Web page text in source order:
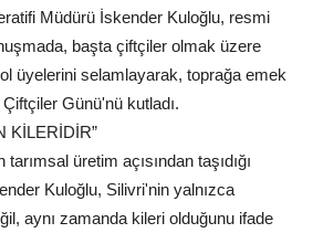
Müdürü İskender Kuloğlu, resmi
başta çiftçiler olmak üzere
üyelerini selamlayarak, toprağa emek
Günü'nü kutladı.
KİLERİDİR”
üretim açısından taşıdığı
Kuloğlu, Silivri'nin yalnızca
aynı zamanda kileri olduğunu ifade